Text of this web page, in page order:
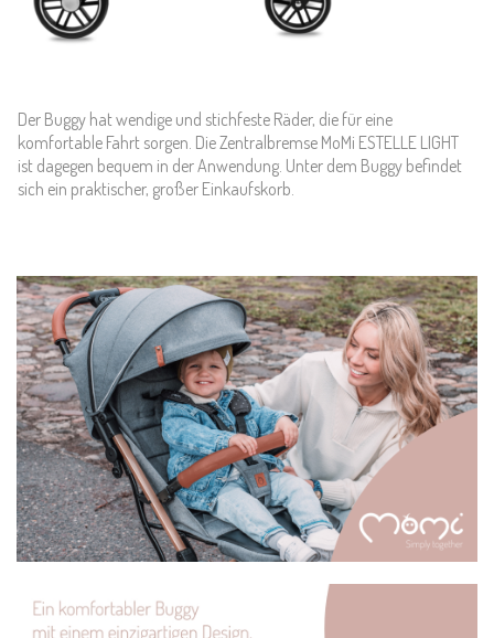
Der Buggy hat wendige und stichfeste Räder, die für eine
komfortable Fahrt sorgen. Die Zentralbremse MoMi ESTELLE LIGHT
ist dagegen bequem in der Anwendung. Unter dem Buggy befindet
sich ein praktischer, großer Einkaufskorb.